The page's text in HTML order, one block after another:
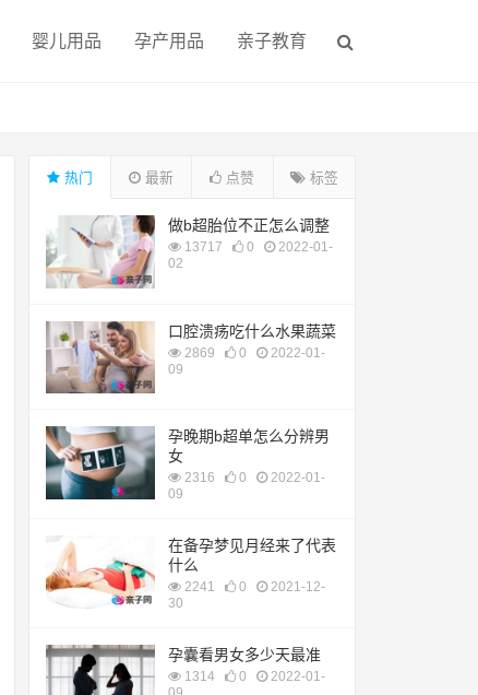
婴儿用品 孕产用品 亲子教育
热门 最新 点赞 标签
做b超胎位不正怎么调整
13717 0
2022-01-
02
口腔溃疡吃什么水果蔬菜
2869 0
2022-01-
09
孕晚期b超单怎么分辨男
女
2316 0
2022-01-
09
在备孕梦见月经来了代表
什么
2241 0
2021-12-
30
孕囊看男女多少天最准
1314 0
2022-01-